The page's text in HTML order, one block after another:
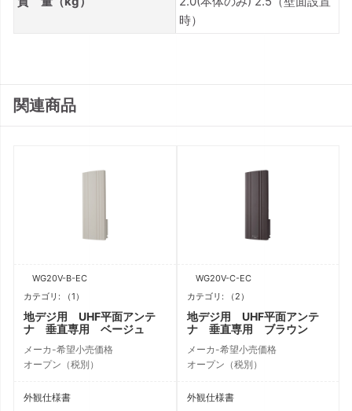
時）
関連商品
WG20V-B-EC
カテゴリ: （1）
地デジ用 UHF平面アンテ
ナ 垂直専用 ベージュ
メーカ-希望小売価格
オープン（税別）
外観仕様書
WG20V-C-EC
カテゴリ: （2）
地デジ用 UHF平面アンテ
ナ 垂直専用 ブラウン
メーカ-希望小売価格
オープン（税別）
外観仕様書